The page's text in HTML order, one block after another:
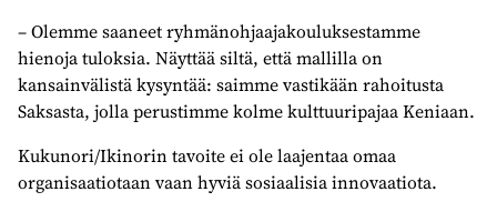
– Olemme saaneet ryhmänohjaajakouluksestamme
hienoja tuloksia. Näyttää siltä, että mallilla on
kansainvälistä kysyntää: saimme vastikään rahoitusta
Saksasta, jolla perustimme kolme kulttuuripajaa Keniaan.
Kukunori/Ikinorin tavoite ei ole laajentaa omaa
organisaatiotaan vaan hyviä sosiaalisia innovaatiota.